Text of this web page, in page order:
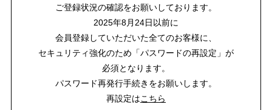
ご登録状況の確認をお願いしております。
2025年8月24日以前に
会員登録していただいた全てのお客様に、
セキュリティ強化のため「パスワードの再設定」が
必須となります。
パスワード再発行手続きをお願いします。
再設定はこちら